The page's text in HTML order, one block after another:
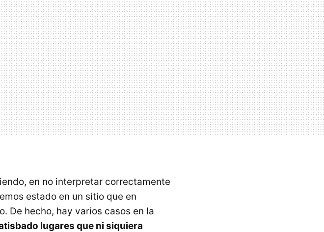
en no interpretar correctamente
estado en un sitio que en
De hecho, hay varios casos en la
lugares que ni siquiera